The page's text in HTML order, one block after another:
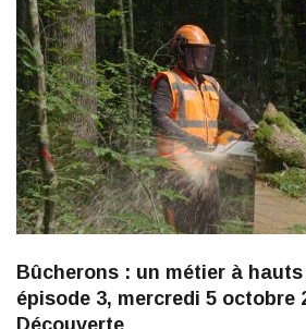
Bûcherons : un métier à
épisode 3, mercredi 5 octobre